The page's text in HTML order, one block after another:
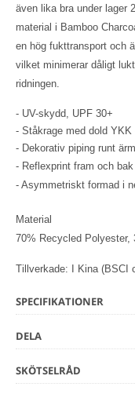
även lika bra under lager
material i Bamboo
en hög fukttransport och
vilket minimerar dåligt
ridningen.
- UV-skydd, UPF 30+
- Ståkrage med dold YKK
- Dekorativ piping runt
- Reflexprint fram och bak
- Asymmetriskt formad i
Material
70% Recycled Polyester,
Tillverkade: I Kina (BSCI
SPECIFIKATIONER
DELA
SKÖTSELRÅD